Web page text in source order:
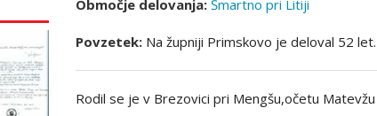
Območje delovanja: Šmartno pri Litiji
Povzetek: Na župniji Primskovo je deloval 52
Rodil se je v Brezovici pri Mengšu,očetu